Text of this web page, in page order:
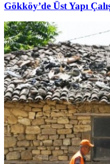
Gökköy’de Üst Yapı